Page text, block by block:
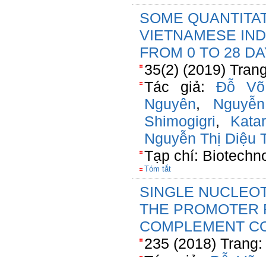
SOME
VIETNAMESE
FROM 0 TO 28
35(2) (2019)
Tác giả: Đỗ
Nguyên,
Shimogigri,
Nguyễn Thị Diệu
Tạp chí:
Tóm tắt
SINGLE
THE PROMOTER
COMPLEMENT
235 (2018) Trang: